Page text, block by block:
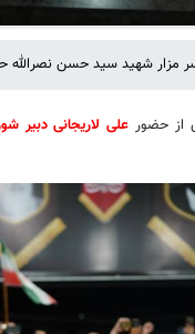
سر مزار شهید سید حسن
از حضور علی لاریجانی دبیر